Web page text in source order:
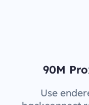
90M
Use